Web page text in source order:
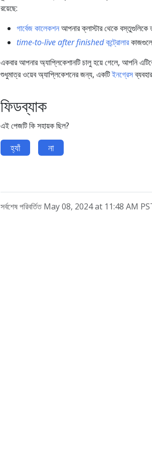
রয়েছে:
গার্বেজ কালেকশনআপনার ক্লাস্টার থেকে বস্তুগুলিকে
time-to-live after finishedকন্ট্রোলারকাজগুলো
একবার আপনার অ্যাপ্লিকেশানটি চালু হয়ে গেলে, আপনি
শুধুমাত্র ওয়েব অ্যাপ্লিকেশনের জন্য, একটিইনগ্রেস
ফিডব্যাক
এই পেজটি কি সহায়ক ছিল?
হ্যাঁ না
সর্বশেষ পরিবর্তিত May 08, 2024 at 11:48 AM